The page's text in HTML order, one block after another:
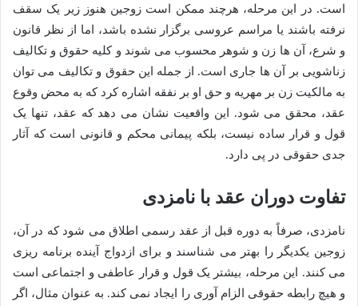
است. در این مرحله، هرچند ممکن است زوجین هنوز زیر یک سقف
نرفته باشند یا مراسم عروسی برگزار نشده باشد، اما از نظر قانون
و شرع، آن ها زن و شوهر محسوب می شوند و کلیه حقوق و تکالیف
زناشویی بر آن ها جاری است. از جمله این حقوق و تکالیف می توان
به مالکیت زن بر مهریه و حق او بر نفقه اشاره کرد که به محض وقوع
عقد، محقق می شود. این واقعیت نشان می دهد که عقد، تنها یک
قول و قرار ساده نیست، بلکه پیمانی محکم و قانونی است که آثار
جدی حقوقی در پی دارد.
تفاوت دوران عقد با نامزدی
نامزدی، صرفاً به دوره قبل از عقد رسمی اطلاق می شود که در آن،
زوجین یکدیگر را بهتر می شناسند و برای ازدواج آینده برنامه ریزی
می کنند. این مرحله، بیشتر یک قول و قرار عاطفی و اجتماعی است
و هیچ رابطه حقوقی الزام آوری را ایجاد نمی کند. به عنوان مثال، اگر